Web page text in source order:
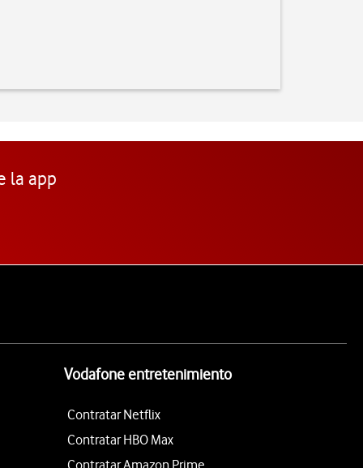
la app
Vodafone entretenimiento
Contratar Netflix
Contratar HBO Max
Contratar Amazon Prime